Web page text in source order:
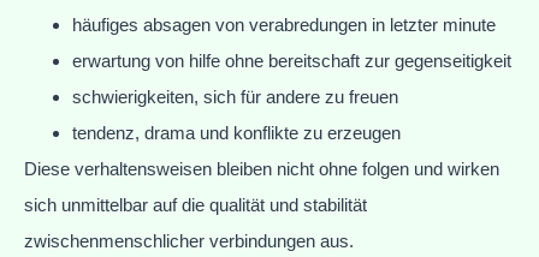
häufiges absagen von verabredungen in letzter minute
erwartung von hilfe ohne bereitschaft zur gegenseitigkeit
schwierigkeiten, sich für andere zu freuen
tendenz, drama und konflikte zu erzeugen
Diese verhaltensweisen bleiben nicht ohne folgen und wirken
sich unmittelbar auf die qualität und stabilität
zwischenmenschlicher verbindungen aus.